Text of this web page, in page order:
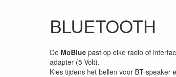
BLUETOOTH
De MoBlue past op elke radio of
adapter (5 Volt).
Kies tijdens het bellen voor BT-speaker